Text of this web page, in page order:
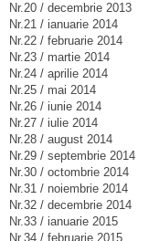
Nr.20 / decembrie 2013
Nr.21 / ianuarie 2014
Nr.22 / februarie 2014
Nr.23 / martie 2014
Nr.24 / aprilie 2014
Nr.25 / mai 2014
Nr.26 / iunie 2014
Nr.27 / iulie 2014
Nr.28 / august 2014
Nr.29 / septembrie 2014
Nr.30 / octombrie 2014
Nr.31 / noiembrie 2014
Nr.32 / decembrie 2014
Nr.33 / ianuarie 2015
Nr.34 / februarie 2015